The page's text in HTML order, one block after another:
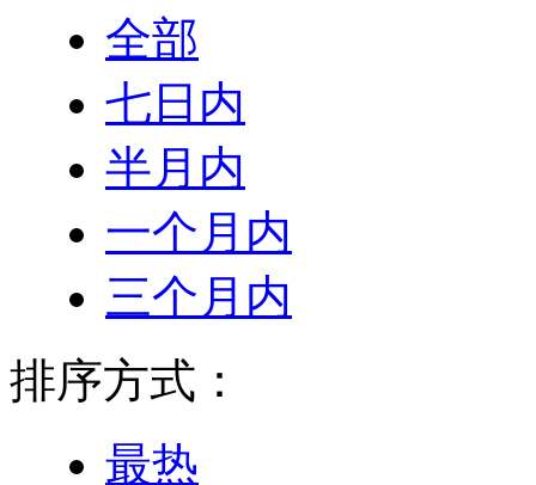
全部
七日内
半月内
一个月内
三个月内
排序方式：
最热